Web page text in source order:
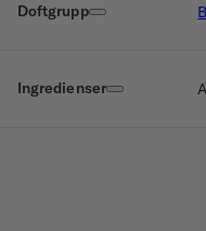
Doftgrupp
Ingredienser